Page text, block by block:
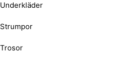
Underkläder
Strumpor
Trosor